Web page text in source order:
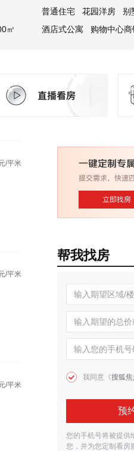
㎡
普通住宅 花园洋房 别
酒店式公寓
购物中心商
/平米
/平米
/平米
帮我找房
我同意《搜狐
预
您的手机号将被提供
您，并为您定制看房